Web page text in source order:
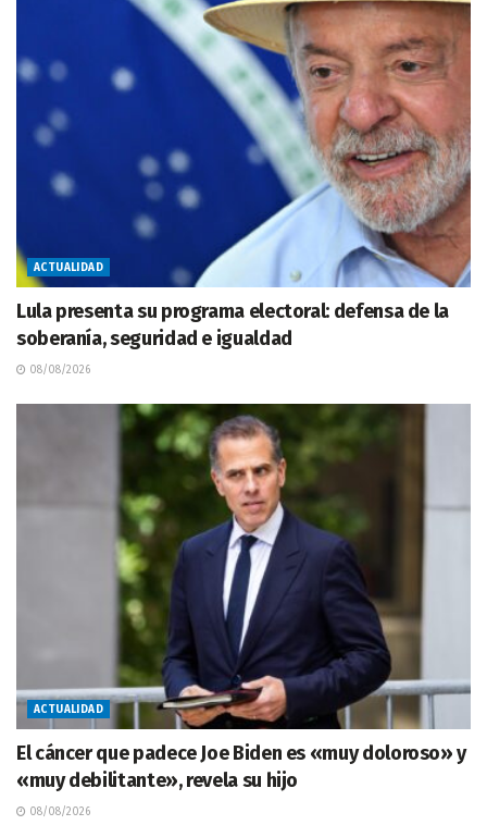
ACTUALIDAD
Lula presenta su programa electoral: defensa de la
soberanía, seguridad e igualdad
08/08/2026
ACTUALIDAD
El cáncer que padece Joe Biden es «muy doloroso» y
«muy debilitante», revela su hijo
08/08/2026